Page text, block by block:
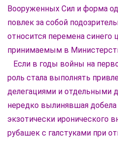
Вооруженных Сил и форма
повлек за собой
относится перемена
принимаемым в
Если в годы войны на
роль стала выполнять
делегациями и отдельными
нередко вылинявшая
экзотически иронического
рубашек с галстуками при